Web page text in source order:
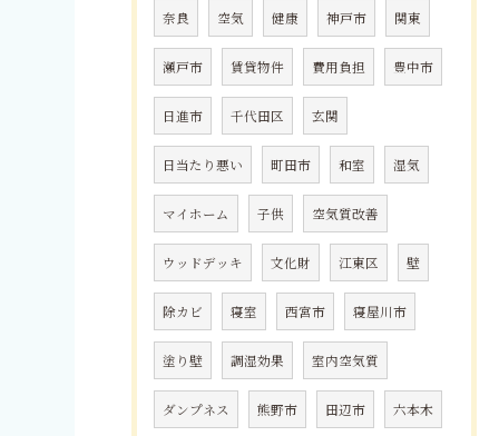
奈良 空気 健康 神戸市 関東
瀬戸市 賃貸物件 費用負担 豊中市
日進市 千代田区 玄関
日当たり悪い 町田市 和室 湿気
マイホーム 子供 空気質改善
ウッドデッキ 文化財 江東区 壁
除カビ 寝室 西宮市 寝屋川市
塗り壁 調湿効果 室内空気質
ダンプネス 熊野市 田辺市 六本木